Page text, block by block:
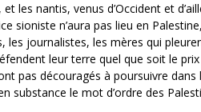
les nantis, venus d’Occident et
sioniste n’aura pas lieu en
les journalistes, les mères qui
leur terre quel que soit le prix
pas découragés à poursuivre dans
substance le mot d’ordre des
DES ACCORDS DE
PEUPLE ET CONTRE